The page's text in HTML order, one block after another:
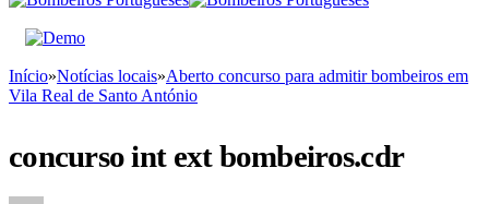
Início»Notícias locais»Aberto concurso para admitir bombeiros em
Vila Real de Santo António
concurso int ext bombeiros.cdr